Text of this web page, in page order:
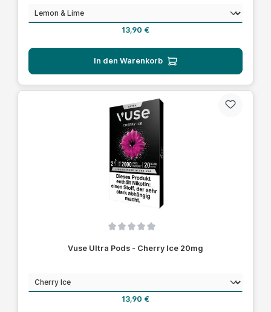
Geschmack
Regulärer Preis:
13,90 €
In den Warenkorb
Vuse Ultra Pods - Cherry Ice 20mg
Geschmack
Regulärer Preis:
13,90 €